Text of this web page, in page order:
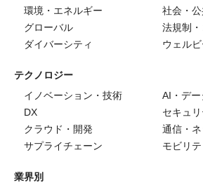
環境・エネルギー
社会・
グローバル
法規制
ダイバーシティ
ウェル
テクノロジー
イノベーション・技術
AI・デー
DX
セキュ
クラウド・開発
通信・
サプライチェーン
モビリテ
業界別